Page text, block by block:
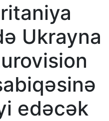
Ukrayna
edəcək